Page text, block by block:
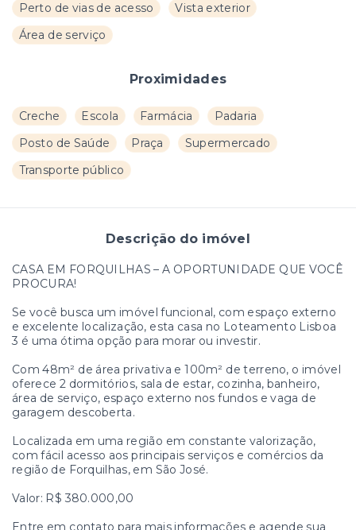
Perto de vias de acesso
Vista exterior
Área de serviço
Proximidades
Creche Escola Farmácia
Padaria
Posto de Saúde
Praça
Supermercado
Transporte público
Descrição do imóvel
CASA EM FORQUILHAS – A OPORTUNIDADE QUE VOCÊ
PROCURA!
Se você busca um imóvel funcional, com espaço externo
e excelente localização, esta casa no Loteamento Lisboa
3 é uma ótima opção para morar ou investir.
Com 48m² de área privativa e 100m² de terreno, o imóvel
oferece 2 dormitórios, sala de estar, cozinha, banheiro,
área de serviço, espaço externo nos fundos e vaga de
garagem descoberta.
Localizada em uma região em constante valorização,
com fácil acesso aos principais serviços e comércios da
região de Forquilhas, em São José.
Valor: R$ 380.000,00
Entre em contato para mais informações e agende sua